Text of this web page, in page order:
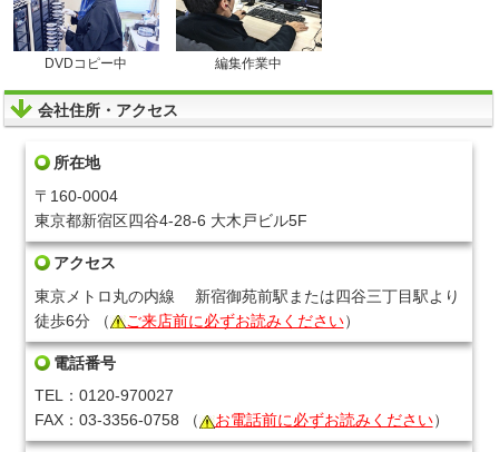
DVDコピー中 編集作業中
会社住所・アクセス
所在地
〒160-0004
東京都新宿区四谷4-28-6 大木戸ビル5F
アクセス
東京メトロ丸の内線 新宿御苑前駅または四谷三丁目駅より
徒歩6分
（ ご来店前に必ずお読みください）
電話番号
TEL：0120-970027
FAX：03-3356-0758
（ お電話前に必ずお読みください）